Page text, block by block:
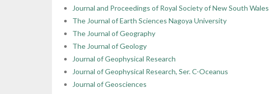
Journal and Proceedings of Royal Society of New South Wales
The Journal of Earth Sciences Nagoya University
The Journal of Geography
The Journal of Geology
Journal of Geophysical Research
Journal of Geophysical Research, Ser. C-Oceanus
Journal of Geosciences